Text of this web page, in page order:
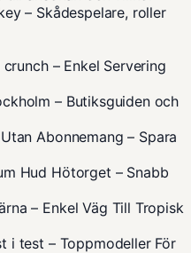
– Skådespelare, roller
– Enkel Servering
– Butiksguiden och
Abonnemang – Spara
Hud Hötorget – Snabb
– Enkel Väg Till Tropisk
i test – Toppmodeller För